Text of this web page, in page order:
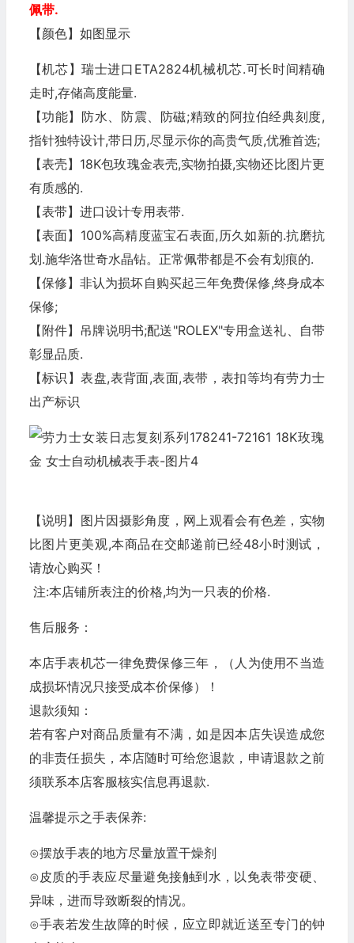
佩带.
【颜色】如图显示
【机芯】瑞士进口ETA2824机械机芯.可长时间精确
走时,存储高度能量.
【功能】防水、防震、防磁;精致的阿拉伯经典刻度,
指针独特设计,带日历,尽显示你的高贵气质,优雅首选;
【表壳】18K包玫瑰金表壳,实物拍摄,实物还比图片更
有质感的.
【表带】进口设计专用表带.
【表面】100%高精度蓝宝石表面,历久如新的.抗磨抗
划.施华洛世奇水晶钻。正常佩带都是不会有划痕的.
【保修】非认为损坏自购买起三年免费保修,终身成本
保修;
【附件】吊牌说明书;配送"ROLEX"专用盒送礼、自带
彰显品质.
【标识】表盘,表背面,表面,表带，表扣等均有劳力士
出产标识
【说明】图片因摄影角度，网上观看会有色差，实物
比图片更美观,本商品在交邮递前已经48小时测试，
请放心购买！
注:本店铺所表注的价格,均为一只表的价格.
售后服务：
本店手表机芯一律免费保修三年，（人为使用不当造
成损坏情况只接受成本价保修）！
退款须知：
若有客户对商品质量有不满，如是因本店失误造成您
的非责任损失，本店随时可给您退款，申请退款之前
须联系本店客服核实信息再退款.
温馨提示之手表保养:
⊙摆放手表的地方尽量放置干燥剂
⊙皮质的手表应尽量避免接触到水，以免表带变硬、
异味，进而导致断裂的情况。
⊙手表若发生故障的时候，应立即就近送至专门的钟